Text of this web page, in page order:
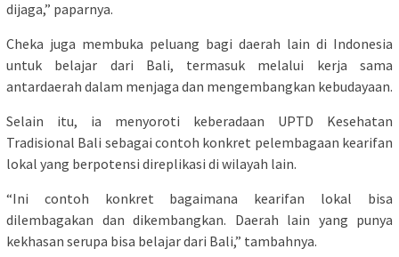
dijaga,” paparnya.
Cheka juga membuka peluang bagi daerah lain di Indonesia
untuk belajar dari Bali, termasuk melalui kerja sama
antardaerah dalam menjaga dan mengembangkan kebudayaan.
Selain itu, ia menyoroti keberadaan UPTD Kesehatan
Tradisional Bali sebagai contoh konkret pelembagaan kearifan
lokal yang berpotensi direplikasi di wilayah lain.
“Ini contoh konkret bagaimana kearifan lokal bisa
dilembagakan dan dikembangkan. Daerah lain yang punya
kekhasan serupa bisa belajar dari Bali,” tambahnya.